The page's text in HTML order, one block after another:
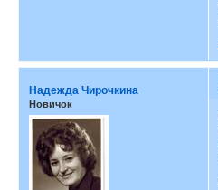
Надежда Чирочкина
Новичок